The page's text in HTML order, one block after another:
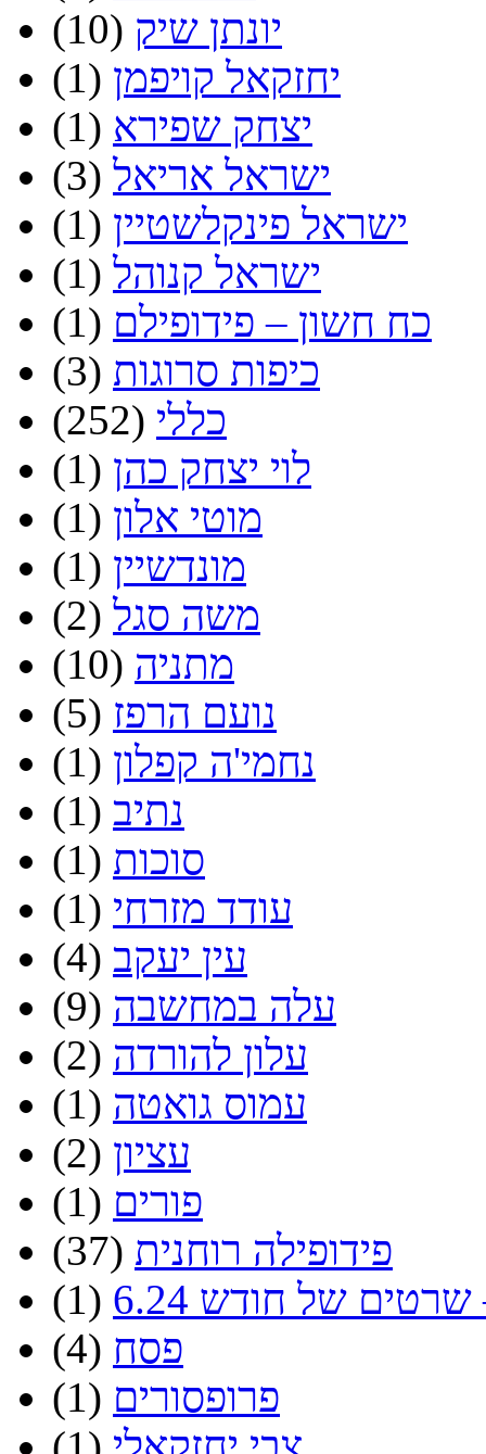
יונתן שיק (10)
יחזקאל קויפמן (1)
יצחק שפירא (1)
ישראל אריאל (3)
ישראל פינקלשטיין (1)
ישראל קנוהל (1)
כח חשון – פידופילם (1)
כיפות סרוגות (3)
כללי (252)
לוי יצחק כהן (1)
מוטי אלון (1)
מונדשיין (1)
משה סגל (2)
מתניה (10)
נועם הרפז (5)
נחמי'ה קפלון (1)
נתיב (1)
סוכות (1)
עודד מזרחי (1)
עין יעקב (4)
עלה במחשבה (9)
עלון להורדה (2)
עמוס גואטה (1)
עציון (2)
פורים (1)
פידופילה רוחנית (37)
של חודש 6.24
(1)
פסח (4)
פרופסורים (1)